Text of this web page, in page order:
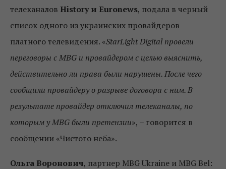
телеканалов History и Euronews, подала в черный
список одного из украинских провайдеров
платного телевидения. «StarLightDigital провели
переговоры с MBG и провайдером с целью выяснить,
действительно ли права были нарушены. После чего
сообщили провайдеру о разрыве договора с ним. В
результате провайдер отключил телеканалы, по
которым у MBGбыли претензии», – говорится в
сообщении «Чистого неба».
Ольга Воронович, партнер MBG Ukraine и MBG Bel: